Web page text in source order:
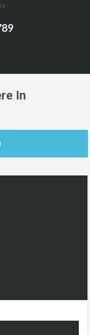
In